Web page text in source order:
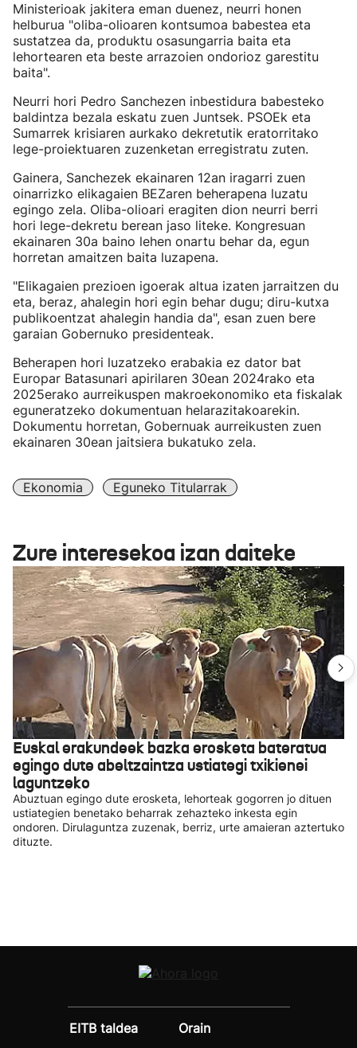
Ministerioak jakitera eman duenez, neurri honen
helburua "oliba-olioaren kontsumoa babestea eta
sustatzea da, produktu osasungarria baita eta
lehortearen eta beste arrazoien ondorioz garestitu
baita".
Neurri hori Pedro Sanchezen inbestidura babesteko
baldintza bezala eskatu zuen Juntsek. PSOEk eta
Sumarrek krisiaren aurkako dekretutik eratorritako
lege-proiektuaren zuzenketan erregistratu zuten.
Gainera, Sanchezek ekainaren 12an iragarri zuen
oinarrizko elikagaien BEZaren beherapena luzatu
egingo zela. Oliba-olioari eragiten dion neurri berri
hori lege-dekretu berean jaso liteke. Kongresuan
ekainaren 30a baino lehen onartu behar da, egun
horretan amaitzen baita luzapena.
"Elikagaien prezioen igoerak altua izaten jarraitzen du
eta, beraz, ahalegin hori egin behar dugu; diru-kutxa
publikoentzat ahalegin handia da", esan zuen bere
garaian Gobernuko presidenteak.
Beherapen hori luzatzeko erabakia ez dator bat
Europar Batasunari apirilaren 30ean 2024rako eta
2025erako aurreikuspen makroekonomiko eta fiskalak
eguneratzeko dokumentuan helarazitakoarekin.
Dokumentu horretan, Gobernuak aurreikusten zuen
ekainaren 30ean jaitsiera bukatuko zela.
Ekonomia Eguneko Titularrak
Zure interesekoa izan daiteke
Euskal erakundeek bazka erosketa bateratua
egingo dute abeltzaintza ustiategi txikienei
laguntzeko
Abuztuan egingo dute erosketa, lehorteak gogorren jo dituen
ustiategien benetako beharrak zehazteko inkesta egin
ondoren. Dirulaguntza zuzenak, berriz, urte amaieran aztertuko
dituzte.
EITB taldea
Orain